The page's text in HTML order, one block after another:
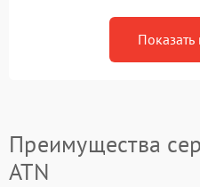
Показать
Преимущества
ATN